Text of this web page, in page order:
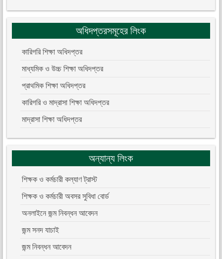
অধিদপ্তরসমূহের লিংক
কারিগরি শিক্ষা অধিদপ্তর
মাধ্যমিক ও উচ্চ শিক্ষা অধিদপ্তর
প্রাথমিক শিক্ষা অধিদপ্তর
কারিগরি ও মাদ্রাসা শিক্ষা অধিদপ্তর
মাদ্রাসা শিক্ষা অধিদপ্তর
অন্যান্য লিংক
শিক্ষক ও কর্মচারী কল্যাণ ট্রাস্ট
শিক্ষক ও কর্মচারী অবসর সুবিধা বোর্ড
অনলাইনে জন্ম নিবন্ধন আবেদন
জন্ম সনদ যাচাই
জন্ম নিবন্ধন আবেদন